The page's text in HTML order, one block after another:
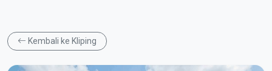
Kembali ke Kliping